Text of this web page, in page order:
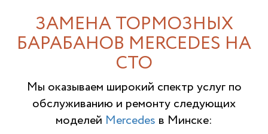
ЗАМЕНА ТОРМОЗНЫХ
БАРАБАНОВ MERCEDES НА
СТО
Мы оказываем широкий спектр услуг по
обслуживанию и ремонту следующих
моделей Mercedes в Минске: